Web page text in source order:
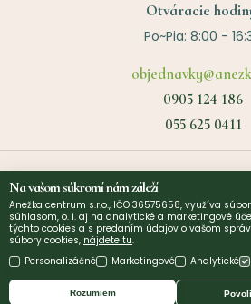
Otváracie
Po~Pia: 8:00 -
0905 124 186
055 625 0411
Užitočné linky
O nás
Kontakt
Diagnostika a
©2026Anezka centrum s.r.o. |
Na vašom súkromí nám záleží
Anežka centrum s.r.o., IČO 36575658, využíva
súhlasom, o. i. aj na analytické a marketingové
týchto cookies a s predaním údajov o vašom
súbory cookies, nájdete tu.
Personalizáčné
Marketingové Analytické
Rozumiem